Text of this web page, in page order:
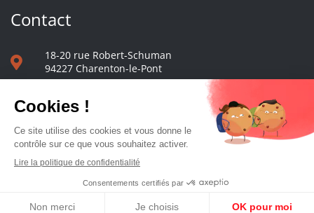
Contact
18-20 rue Robert-Schuman
94227 Charenton-le-Pont